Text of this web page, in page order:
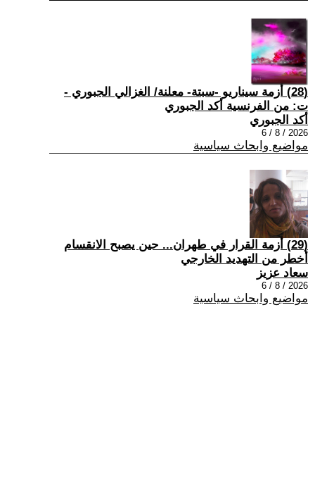
(28) أزمة سيناريو -سبتة- معلنة/ الغزالي الجبوري -
ت: من الفرنسية أكد الجبوري
أكد الجبوري
2026 / 8 / 6
مواضيع وابحاث سياسية
(29) أزمة القرار في طهران... حين يصبح الانقسام
أخطر من التهديد الخارجي
سعاد عزيز
2026 / 8 / 6
مواضيع وابحاث سياسية